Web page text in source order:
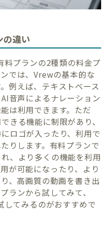
の違い
プランの2種類の料金プ
では、Vrewの基本的な
例えば、テキストベース
音声によるナレーション
は利用できます。ただ
きる機能に制限があり、
ロゴが入ったり、利用で
りします。有料プランで
、より多くの機能を利用
が可能になったり、より
、高画質の動画を書き出
ランから試してみて、
てみるのがおすすめで